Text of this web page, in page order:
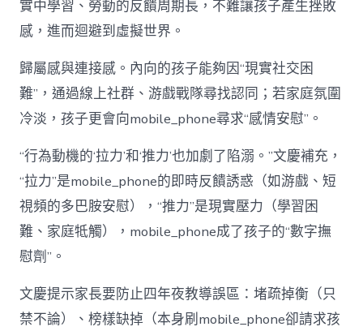
實中學習、勞動的反饋周期長，不難讓孩子產生挫敗
感，進而迴避到虛擬世界。
歸屬感與連接感。內向的孩子能夠因“現實社交困
難”，通過線上社群、游戲戰隊尋找認同；若家庭氛圍
冷淡，孩子更會向mobile_phone尋求“感情安慰”。
“行為動機的‘拉力’和‘推力’也加劇了陷溺。”文慶補充，
“拉力”是mobile_phone的即時反饋誘惑（如游戲、短
視頻的多巴胺安慰），“推力”是現實壓力（學習困
難、家庭牴觸），mobile_phone成了孩子的“數字撫
慰劑”。
文慶提示家長要防止四年夜教導誤區：堵疏掉衡（只
禁不論）、榜樣缺掉（本身刷mobile_phone卻請求孩